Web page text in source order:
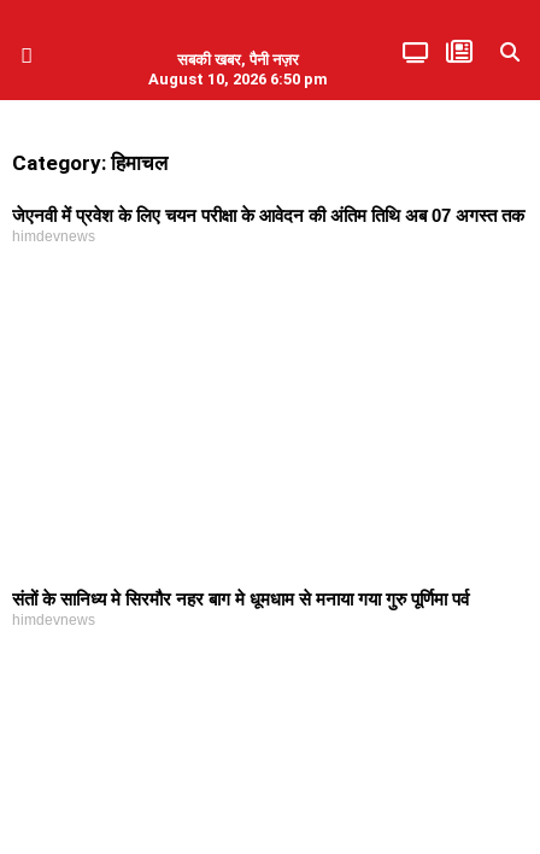
सबकी खबर, पैनी नज़र
August 10, 2026 6:50 pm
Category: हिमाचल
जेएनवी में प्रवेश के लिए चयन परीक्षा के आवेदन की अंतिम तिथि अब 07 अगस्त तक
himdevnews
संतों के सानिध्य मे सिरमौर नहर बाग मे धूमधाम से मनाया गया गुरु पूर्णिमा पर्व
himdevnews